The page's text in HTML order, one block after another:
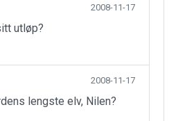
2008-11-17
utløp?
2008-11-17
lengste elv, Nilen?